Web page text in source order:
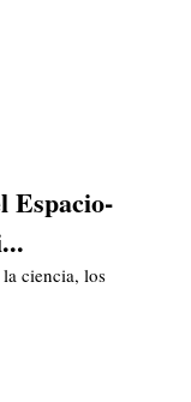
Espacio-
ciencia, los